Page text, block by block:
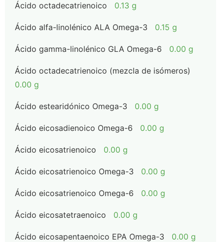
Ácido octadecatrienoico 0.13 g
Ácido alfa-linolénico ALA Omega-3 0.15 g
Ácido gamma-linolénico GLA Omega-6 0.00 g
Ácido octadecatrienoico (mezcla de isómeros)
0.00 g
Ácido estearidónico Omega-3 0.00 g
Ácido eicosadienoico Omega-6 0.00 g
Ácido eicosatrienoico 0.00 g
Ácido eicosatrienoico Omega-3 0.00 g
Ácido eicosatrienoico Omega-6 0.00 g
Ácido eicosatetraenoico 0.00 g
Ácido eicosapentaenoico EPA Omega-3 0.00 g